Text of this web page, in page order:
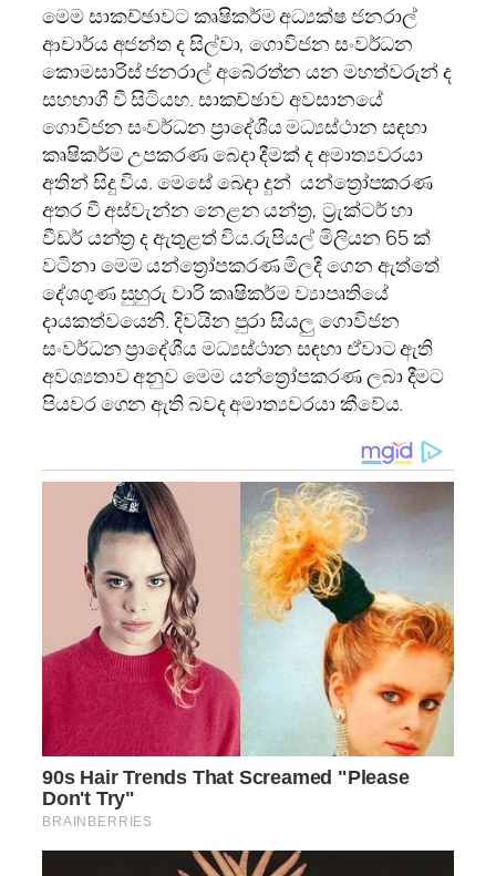
මෙම සාකච්ඡාවට කෘෂිකර්ම අධ්‍යක්ෂ ජනරාල්
ආචාර්ය අජන්ත ද සිල්වා, ගොවිජන සංවර්ධන
කොමසාරිස් ජනරාල් අබේරත්න යන මහත්වරුන් ද
සහභාගී වී සිටියහ. සාකච්ඡාව අවසානයේ
ගොවිජන සංවර්ධන ප්‍රාදේශීය මධ්‍යස්ථාන සඳහා
කෘෂිකර්ම උපකරණ බෙදා දීමක් ද අමාත්‍යවරයා
අතින් සිදු විය. මෙසේ බෙදා දුන් යන්ත්‍රෝපකරණ
අතර වී අස්වැන්න නෙළන යන්ත්‍ර, ට්‍රැක්ටර් හා
වීඩර් යන්ත්‍ර ද ඇතුළත් විය.රුපියල් මිලියන 65 ක්
වටිනා මෙම යන්ත්‍රෝපකරණ මිලදී ගෙන ඇත්තේ
දේශගුණ සුහුරු වාරි කෘෂිකර්ම ව්‍යාපෘතියේ
දායකත්වයෙනි. දිවයින පුරා සියලු ගොවිජන
සංවර්ධන ප්‍රාදේශීය මධ්‍යස්ථාන සඳහා ඒවාට ඇති
අවශ්‍යතාව අනුව මෙම යන්ත්‍රෝපකරණ ලබා දීමට
පියවර ගෙන ඇති බවද අමාත්‍යවරයා කීවේය.